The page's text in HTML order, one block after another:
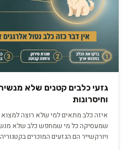
גזעי כלבים קטנים שלא
וחיסרונות
איזה כלב מתאים למי שלא רוצה
שמעסיקה כל מי שמחפש כלב שלא
ויורקשייר הם הגזעים המוכרים